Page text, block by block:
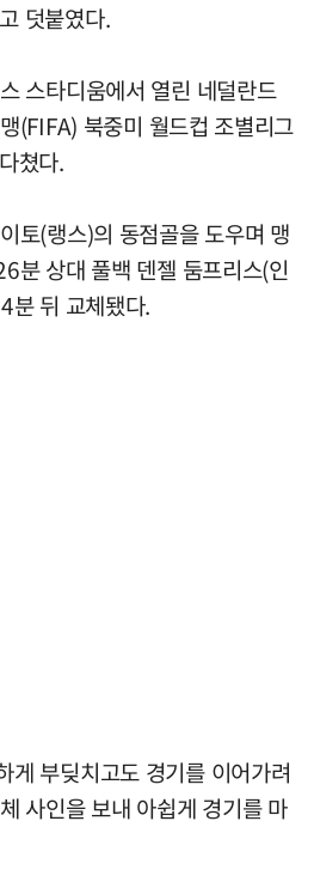
덧붙였다.
스타디움에서 열린 네덜란드
(FIFA) 북중미 월드컵 조별리그
쳤다.
토(랭스)의 동점골을 도우며 맹
분 상대 풀백 덴젤 둠프리스(인
분 뒤 교체됐다.
게 부딪치고도 경기를 이어가려
사인을 보내 아쉽게 경기를 마